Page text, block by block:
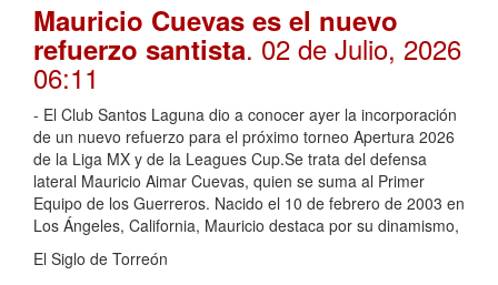
Mauricio Cuevas es el nuevo
refuerzo santista. 02 de Julio, 2026
06:11
- El Club Santos Laguna dio a conocer ayer la incorporación
de un nuevo refuerzo para el próximo torneo Apertura 2026
de la Liga MX y de la Leagues Cup.Se trata del defensa
lateral Mauricio Aimar Cuevas, quien se suma al Primer
Equipo de los Guerreros. Nacido el 10 de febrero de 2003 en
Los Ángeles, California, Mauricio destaca por su dinamismo,
El Siglo de Torreón